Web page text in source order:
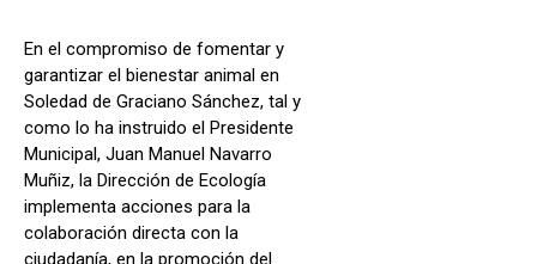
En el compromiso de fomentar y
garantizar el bienestar animal en
Soledad de Graciano Sánchez, tal y
como lo ha instruido el Presidente
Municipal, Juan Manuel Navarro
Muñiz, la Dirección de Ecología
implementa acciones para la
colaboración directa con la
ciudadanía, en la promoción del